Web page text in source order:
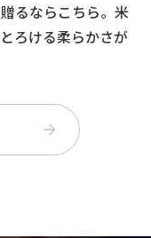
るならこちら。米
ろける柔らかさが